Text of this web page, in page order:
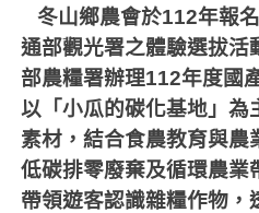
冬山鄉農會於112年報
通部觀光署之體驗選拔活
部農糧署辦理112年度國
以「小瓜的碳化基地」為
素材，結合食農教育與農
低碳排零廢棄及循環農業
帶領遊客認識雜糧作物，